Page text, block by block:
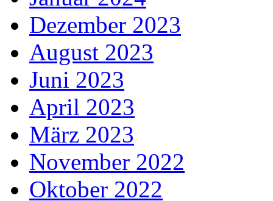
Dezember 2023
August 2023
Juni 2023
April 2023
März 2023
November 2022
Oktober 2022